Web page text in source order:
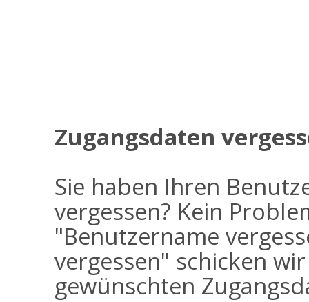
Zugangsdaten
Sie haben Ihren
vergessen? Kein
"Benutzername
vergessen" schicken
gewünschten